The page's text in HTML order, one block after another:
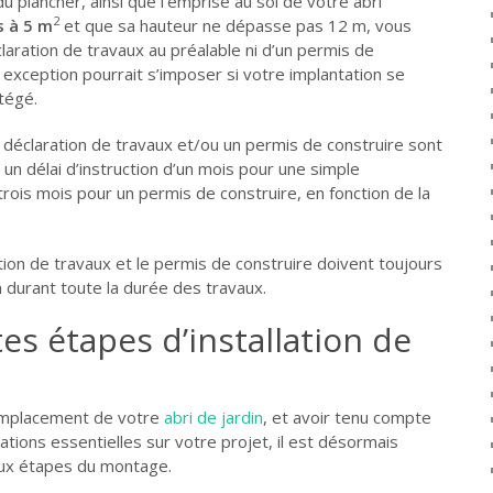
à 5 m2et que sa hauteur ne dépasse pas 12 m, vous
de travaux au préalable ni d’un permis de
pourrait s’imposer si votre implantation se
déclaration de travaux et/ou un permis de construire sont
délai d’instruction d’un mois pour une simple
mois pour un permis de construire, en fonction de la
de travaux et le permis de construire doivent toujours
toute la durée des travaux.
étapes d’installation de
de votre abri de jardin, et avoir tenu compte
essentielles sur votre projet, il est désormais
étapes du montage.